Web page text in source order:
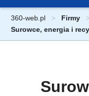
360-web.pl Firmy
Surowce, energia i